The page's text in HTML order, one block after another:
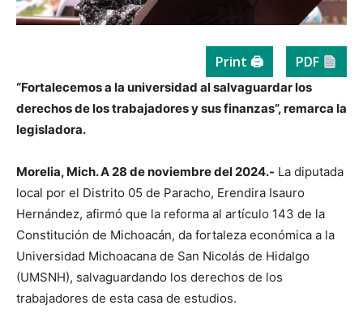
Print 🖨 PDF
“Fortalecemos a la universidad al salvaguardar los
derechos de los trabajadores y sus finanzas”, remarca la
legisladora.
Morelia, Mich. A 28 de noviembre del 2024.- La diputada
local por el Distrito 05 de Paracho, Erendira Isauro
Hernández, afirmó que la reforma al artículo 143 de la
Constitución de Michoacán, da fortaleza económica a la
Universidad Michoacana de San Nicolás de Hidalgo
(UMSNH), salvaguardando los derechos de los
trabajadores de esta casa de estudios.